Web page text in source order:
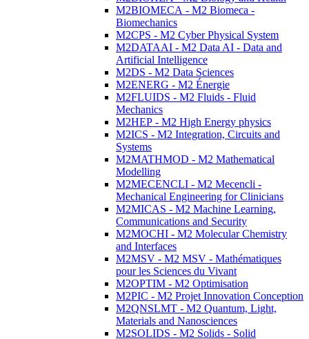
M2BIOMECA - M2 Biomeca -
Biomechanics
M2CPS - M2 Cyber Physical System
M2DATAAI - M2 Data AI - Data and
Artificial Intelligence
M2DS - M2 Data Sciences
M2ENERG - M2 Énergie
M2FLUIDS - M2 Fluids - Fluid
Mechanics
M2HEP - M2 High Energy physics
M2ICS - M2 Integration, Circuits and
Systems
M2MATHMOD - M2 Mathematical
Modelling
M2MECENCLI - M2 Mecencli -
Mechanical Engineering for Clinicians
M2MICAS - M2 Machine Learning,
Communications and Security
M2MOCHI - M2 Molecular Chemistry
and Interfaces
M2MSV - M2 MSV - Mathématiques
pour les Sciences du Vivant
M2OPTIM - M2 Optimisation
M2PIC - M2 Projet Innovation Conception
M2QNSLMT - M2 Quantum, Light,
Materials and Nanosciences
M2SOLIDS - M2 Solids - Solid